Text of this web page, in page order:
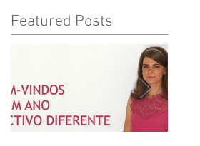
Featured Posts